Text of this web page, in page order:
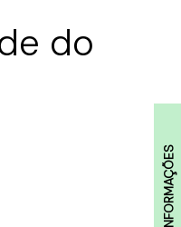
INFORMAÇÕES
do